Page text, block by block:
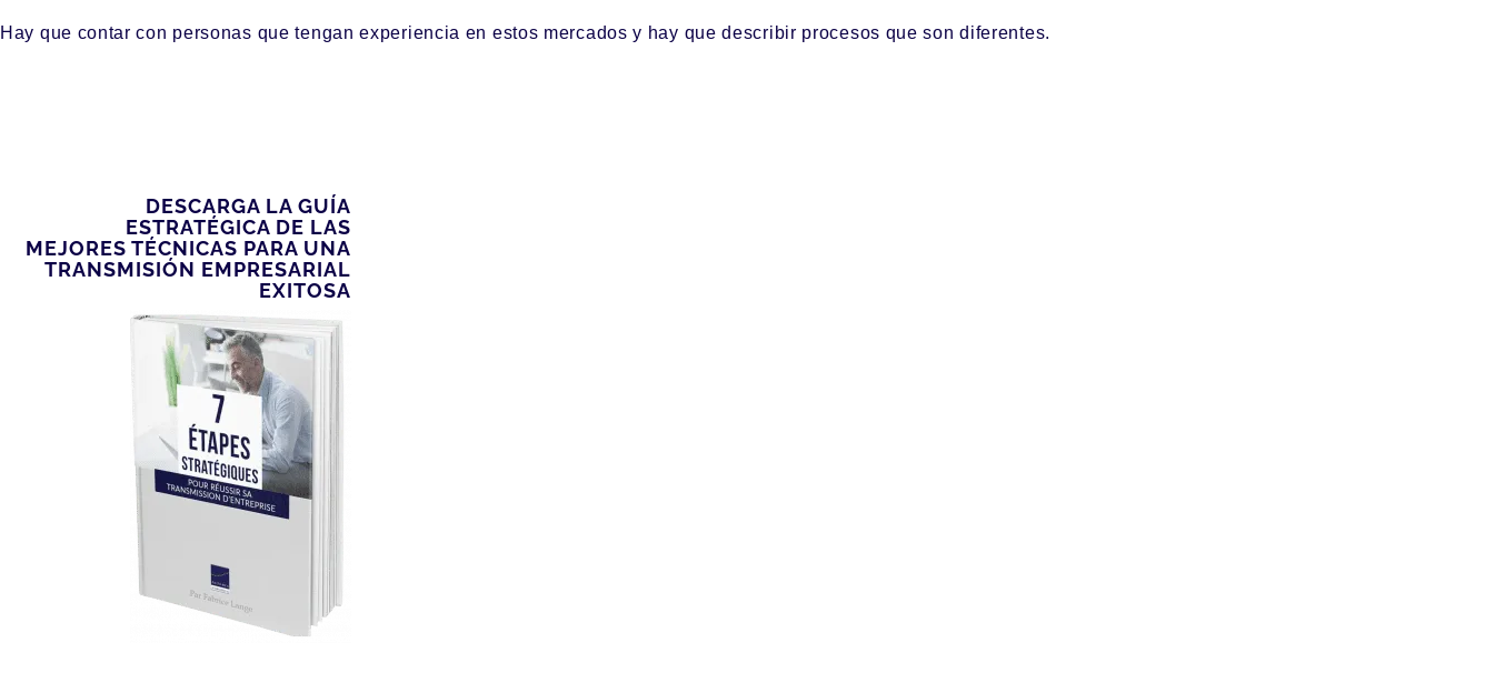
Hay que contar con personas que tengan experiencia en estos mercados y hay que describir procesos que son diferentes.
DESCARGA LA GUÍA
ESTRATÉGICA DE LAS
MEJORES TÉCNICAS PARA UNA
TRANSMISIÓN EMPRESARIAL
EXITOSA